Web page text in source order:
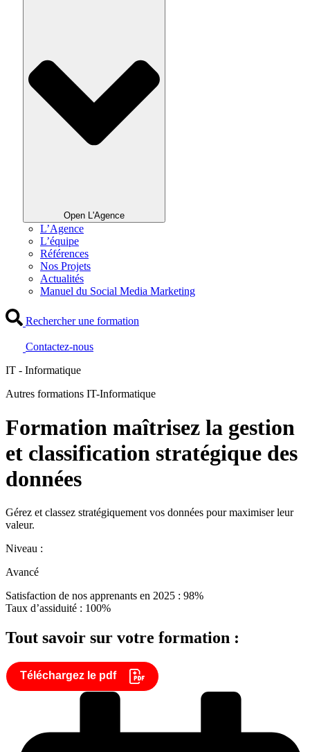
Open L'Agence
L’Agence
L’équipe
Références
Nos Projets
Actualités
Manuel du Social Media Marketing
Rechercher une formation
Contactez-nous
IT - Informatique
Autres formations IT-Informatique
Formation maîtrisez la gestion
et classification stratégique des
données
Gérez et classez stratégiquement vos données pour maximiser leur
valeur.
Niveau :
Avancé
Satisfaction de nos apprenants en 2025 : 98%
Taux d’assiduité : 100%
Tout savoir sur votre formation :
Téléchargez le pdf